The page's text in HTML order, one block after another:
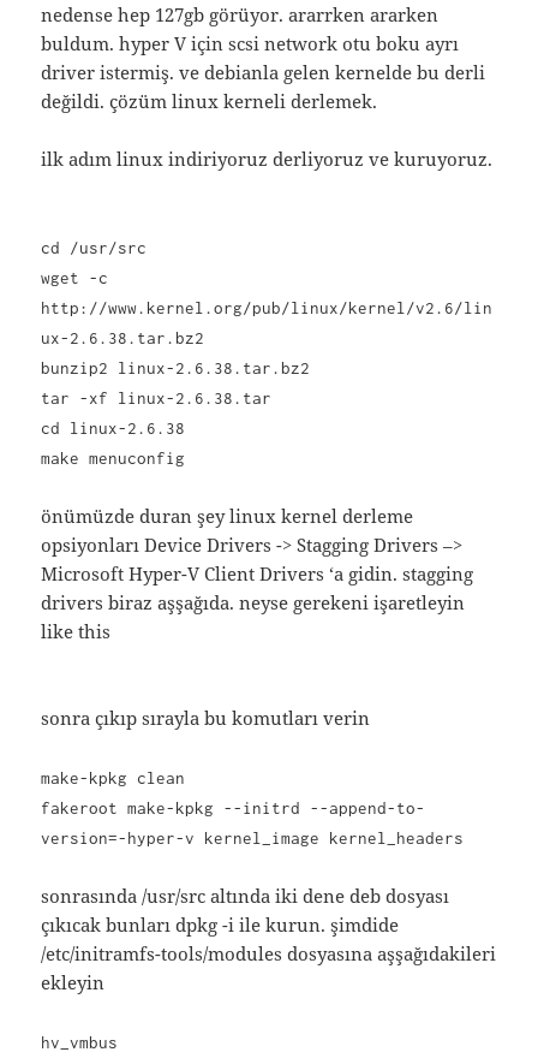
nedense hep 127gb görüyor. ararrken ararken
buldum. hyper V için scsi network otu boku ayrı
driver istermiş. ve debianla gelen kernelde bu derli
değildi. çözüm linux kerneli derlemek.
ilk adım linux indiriyoruz derliyoruz ve kuruyoruz.
cd /usr/src
wget -c
http://www.kernel.org/pub/linux/kernel/v2.6/lin
ux-2.6.38.tar.bz2
bunzip2 linux-2.6.38.tar.bz2
tar -xf linux-2.6.38.tar
cd linux-2.6.38
make menuconfig
önümüzde duran şey linux kernel derleme
opsiyonları Device Drivers -> Stagging Drivers –>
Microsoft Hyper-V Client Drivers ‘a gidin. stagging
drivers biraz aşşağıda. neyse gerekeni işaretleyin
like this
sonra çıkıp sırayla bu komutları verin
make-kpkg clean
fakeroot make-kpkg --initrd --append-to-
version=-hyper-v kernel_image kernel_headers
sonrasında /usr/src altında iki dene deb dosyası
çıkıcak bunları dpkg -i ile kurun. şimdide
/etc/initramfs-tools/modules dosyasına aşşağıdakileri
ekleyin
hv_vmbus